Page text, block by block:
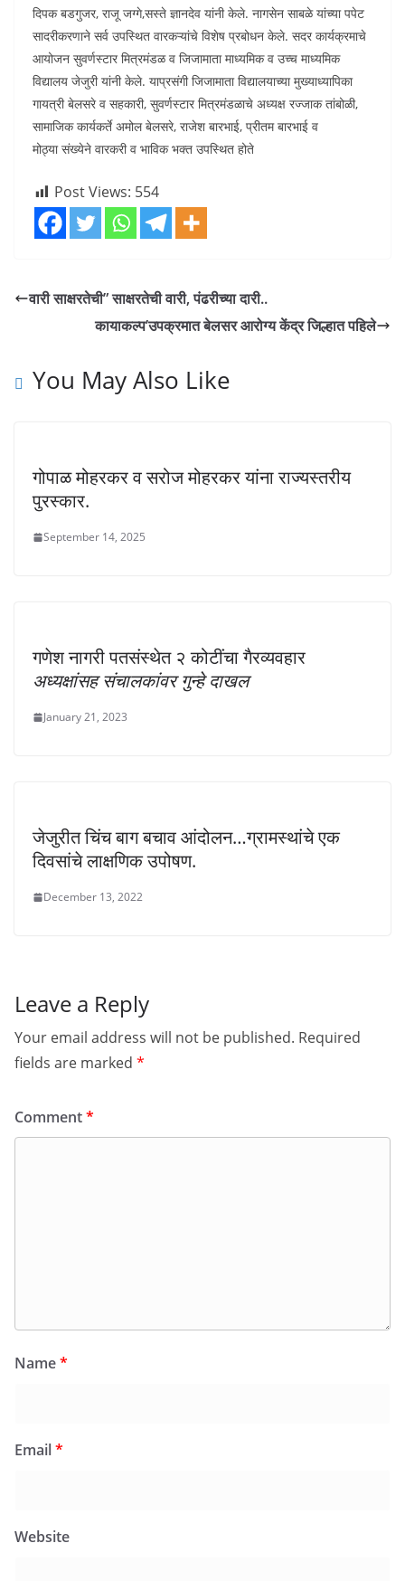
दिपक बडगुजर, राजू जग्गे,सस्ते ज्ञानदेव यांनी केले. नागसेन साबळे यांच्या पपेट
सादरीकरणाने सर्व उपस्थित वारकऱ्यांचे विशेष प्रबोधन केले. सदर कार्यक्रमाचे
आयोजन सुवर्णस्टार मित्रमंडळ व जिजामाता माध्यमिक व उच्च माध्यमिक
विद्यालय जेजुरी यांनी केले. याप्रसंगी जिजामाता विद्यालयाच्या मुख्याध्यापिका
गायत्री बेलसरे व सहकारी, सुवर्णस्टार मित्रमंडळाचे अध्यक्ष रज्जाक तांबोळी,
सामाजिक कार्यकर्ते अमोल बेलसरे, राजेश बारभाई, प्रीतम बारभाई व
मोठ्या संख्येने वारकरी व भाविक भक्त उपस्थित होते
Post Views: 554
वारी साक्षरतेची” साक्षरतेची वारी, पंढरीच्या दारी..
कायाकल्प’उपक्रमात बेलसर आरोग्य केंद्र जिल्हात पहिले
You May Also Like
गोपाळ मोहरकर व सरोज मोहरकर यांना राज्यस्तरीय
पुरस्कार.
September 14, 2025
गणेश नागरी पतसंस्थेत २ कोटींचा गैरव्यवहार
अध्यक्षांसह संचालकांवर गुन्हे दाखल
January 21, 2023
जेजुरीत चिंच बाग बचाव आंदोलन…ग्रामस्थांचे एक
दिवसांचे लाक्षणिक उपोषण.
December 13, 2022
Leave a Reply
Your email address will not be published. Required
fields are marked *
Comment*
Name*
Email*
Website